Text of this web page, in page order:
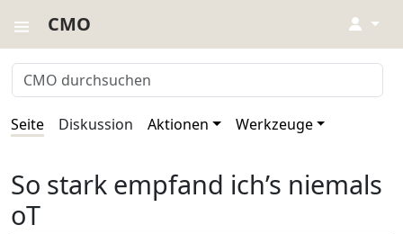
CMO ↓
Seite Diskussion Aktionen Werkzeuge
So stark empfand ich’s niemals
oT